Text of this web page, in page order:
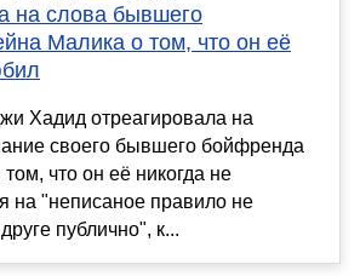
на слова бывшего
Малика о том, что он её
Хадид отреагировала на
своего бывшего бойфренда
что он её никогда не
на "неписаное правило не
публично", к...